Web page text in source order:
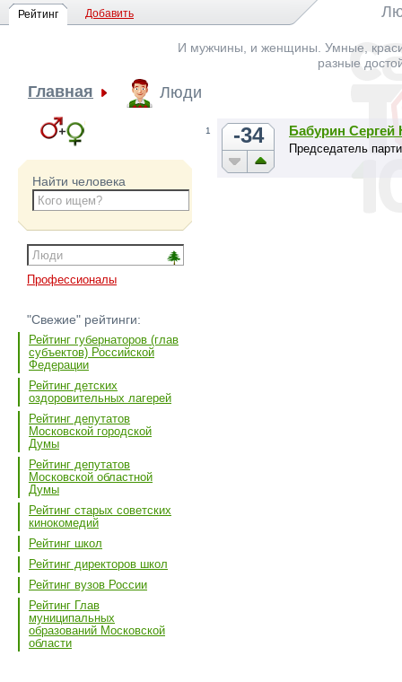
Рейтинг Добавить
И мужчины, и женщины. Умные,
разные
Главная Люди
Найти человека
Профессионалы
"Свежие" рейтинги:
Рейтинг губернаторов (глав
субъектов) Российской
Федерации
Рейтинг детских
оздоровительных лагерей
Рейтинг депутатов
Московской городской
Думы
Рейтинг депутатов
Московской областной
Думы
Рейтинг старых советских
кинокомедий
Рейтинг школ
Рейтинг директоров школ
Рейтинг вузов России
Рейтинг Глав
муниципальных
образований Московской
области
1 -34 Бабурин Сергей
Председатель